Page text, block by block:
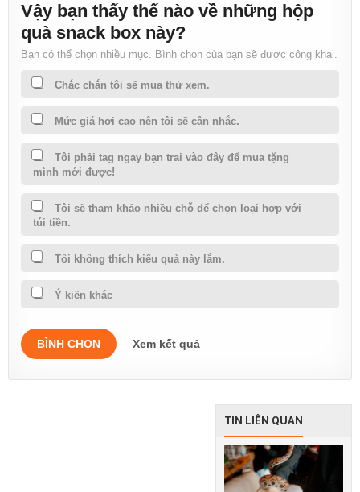
Vậy bạn thấy thế nào về những hộp
quà snack box này?
Bạn có thể chọn nhiều mục. Bình chọn của bạn sẽ được công khai.
Chắc chắn tôi sẽ mua thử xem.
Mức giá hơi cao nên tôi sẽ cân nhắc.
Tôi phải tag ngay bạn trai vào đây để mua tặng
mình mới được!
Tôi sẽ tham khảo nhiều chỗ để chọn loại hợp với
túi tiền.
Tôi không thích kiểu quà này lắm.
Ý kiến khác
BÌNH CHỌN Xem kết quả
TIN LIÊN QUAN